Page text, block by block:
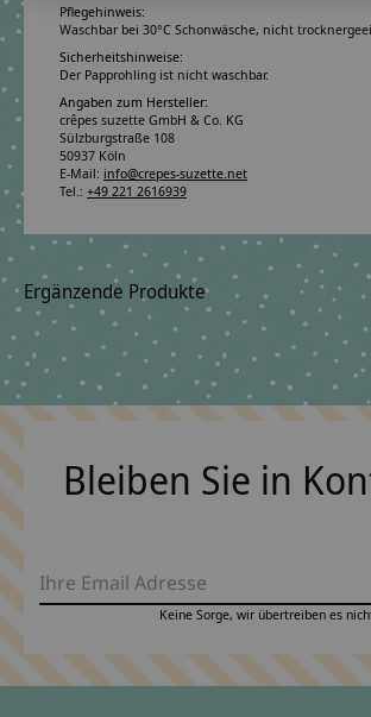
Pflegehinweis:
Waschbar bei 30°C Schonwäsche, nicht
Sicherheitshinweise:
Der Papprohling ist nicht waschbar.
Angaben zum Hersteller:
crêpes suzette GmbH & Co. KG
Sülzburgstraße 108
50937 Köln
E-Mail: info@crepes-suzette.net
Tel.: +49 221 2616939
Ergänzende Produkte
Carousel items
Bleiben Sie in
Keine Sorge, wir übertreiben es